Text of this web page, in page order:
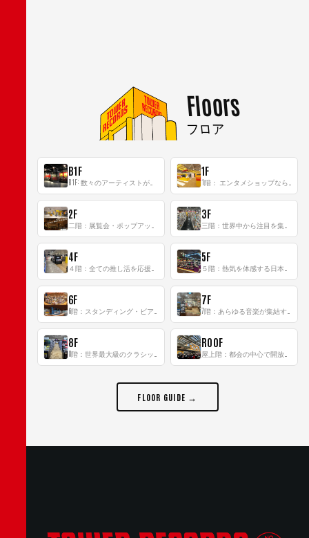
Floors
フロア
B1F 1F
2F 3F
4F 5F
6F 7F
8F ROOF
FLOOR GUIDE →